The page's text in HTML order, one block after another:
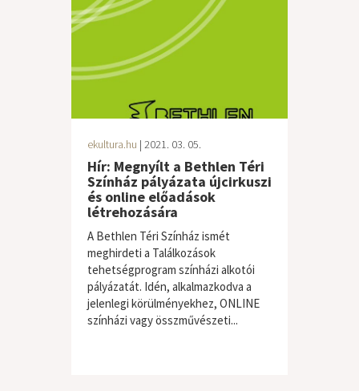
ekultura.hu | 2021. 03. 05.
Hír: Megnyílt a Bethlen Téri
Színház pályázata újcirkuszi
és online előadások
létrehozására
A Bethlen Téri Színház ismét
meghirdeti a Találkozások
tehetségprogram színházi alkotói
pályázatát. Idén, alkalmazkodva a
jelenlegi körülményekhez, ONLINE
színházi vagy összművészeti...